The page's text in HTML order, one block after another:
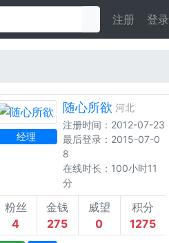
注册 登录
经理
随心所欲 河北
注册时间：2012-07-23
最后登录：2015-07-0
8
在线时长：100小时11
分
粉丝
4
金钱
275
威望
0
积分
1275